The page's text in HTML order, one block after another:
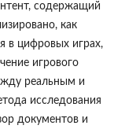
содержащий
как
в цифровых играх,
игрового
реальным и
исследования
документов и